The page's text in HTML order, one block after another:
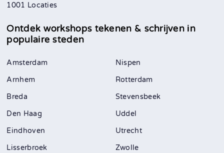
1001 Locaties
Ontdek workshops tekenen & schrijven in
populaire steden
Amsterdam
Arnhem
Breda
Den Haag
Eindhoven
Lisserbroek
Nispen
Rotterdam
Stevensbeek
Uddel
Utrecht
Zwolle